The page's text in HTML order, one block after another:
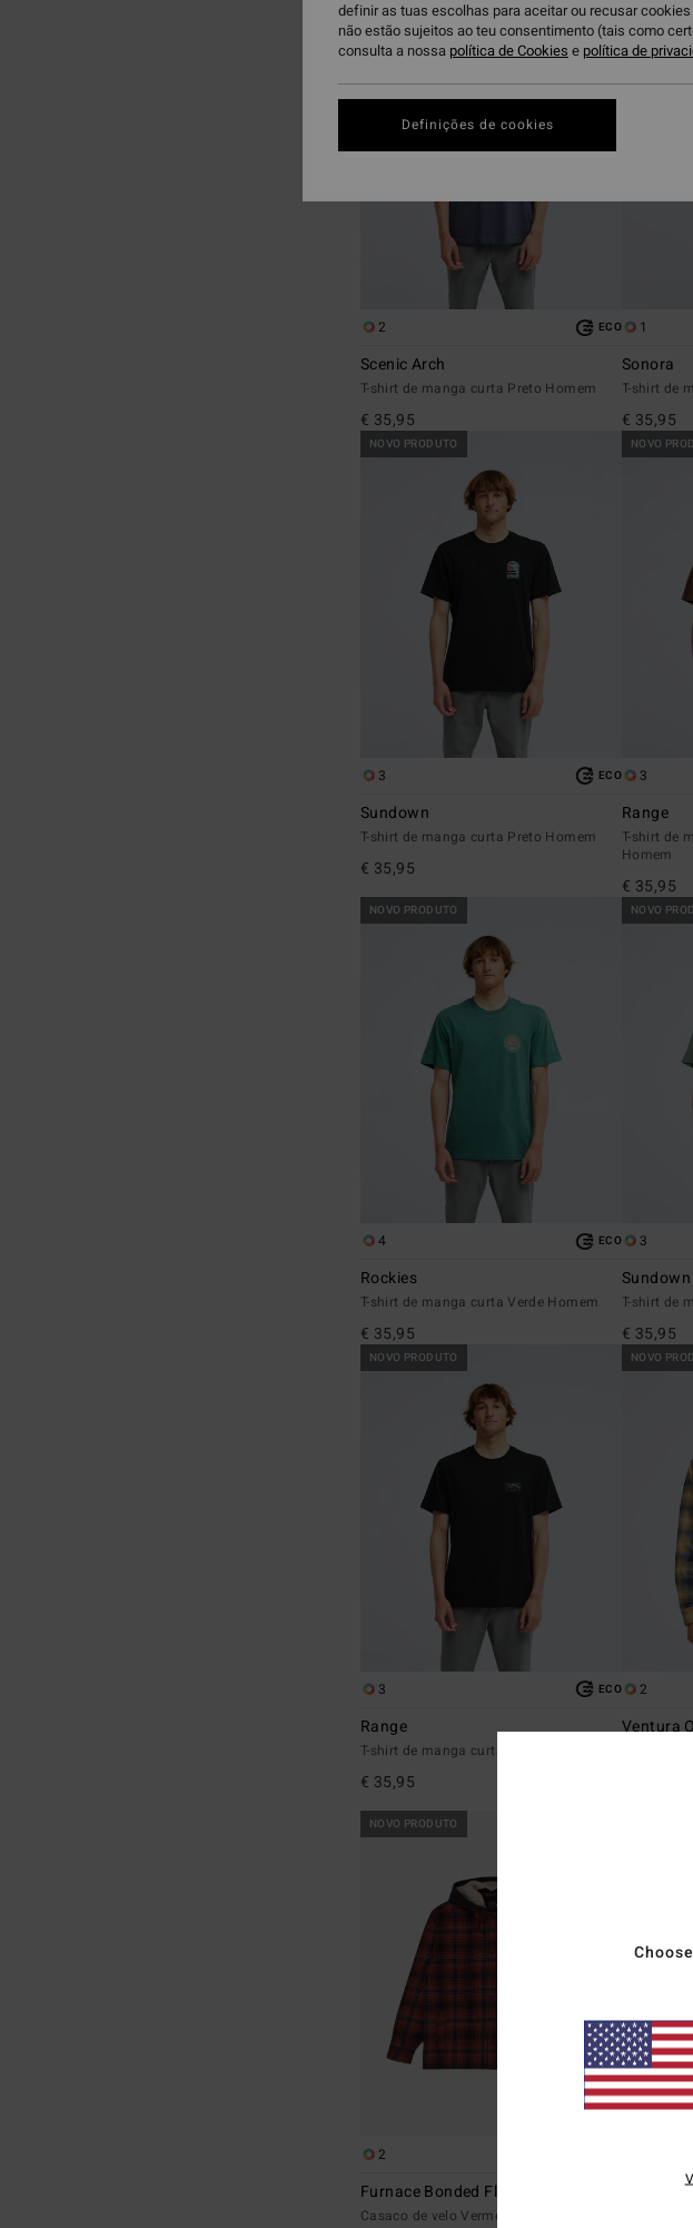
para
procurar
de
filtragem
para
ordenar
2 ECO
Scenic Arch
T-shirt de manga curta Preto Homem
€ 35,95
1
Sonora
T-shirt de
€ 35,95
NOVO PRODUTO
3 ECO
Sundown
T-shirt de manga curta Preto Homem
€ 35,95
NOVO
3
Range
T-shirt de
Homem
€ 35,95
NOVO PRODUTO
4 ECO
Rockies
T-shirt de manga curta Verde Homem
€ 35,95
NOVO
3
Sundown
T-shirt de
€ 35,95
NOVO PRODUTO
3 ECO
Range
T-shirt de manga curta Preto Homem
€ 35,95
NOVO
2
Ventura
NOVO PRODUTO
2
Furnace Bonded Flannel
Casaco de velo Vermelho homem
NOVO
definir as tuas escolhas para aceitar ou recusar
não estão sujeitos ao teu consentimento (tais como
consulta a nossa política de Cookies e política de
Definições de cookies